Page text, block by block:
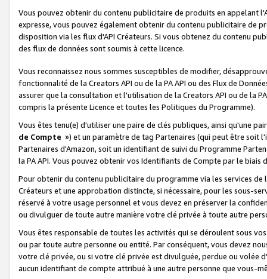
Vous pouvez obtenir du contenu publicitaire de produits en appelant
expresse, vous pouvez également obtenir du contenu publicitaire de
disposition via les flux d'API Créateurs. Si vous obtenez du contenu
des flux de données sont soumis à cette licence.
Vous reconnaissez nous sommes susceptibles de modifier,
fonctionnalité de la Creators API ou de la PA API ou des Flux de
assurer que la consultation et l'utilisation de la Creators API ou de la
compris la présente Licence et toutes les Politiques du Programme).
Vous êtes tenu(e) d'utiliser une paire de clés publiques, ainsi qu'une
de Compte ») et un paramètre de tag Partenaires (qui peut être soit
Partenaires d'Amazon, soit un identifiant de suivi du Programme
la PA API. Vous pouvez obtenir vos Identifiants de Compte par le biais
Pour obtenir du contenu publicitaire du programme via les services
Créateurs et une approbation distincte, si nécessaire, pour les sous-
réservé à votre usage personnel et vous devez en préserver la
ou divulguer de toute autre manière votre clé privée à toute autre
Vous êtes responsable de toutes les activités qui se déroulent sous
ou par toute autre personne ou entité. Par conséquent, vous devez
votre clé privée, ou si votre clé privée est divulguée, perdue ou volée
aucun identifiant de compte attribué à une autre personne que vous-